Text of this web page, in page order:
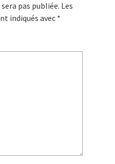
pas publiée. Les
indiqués avec *